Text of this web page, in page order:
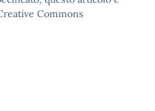
Commons